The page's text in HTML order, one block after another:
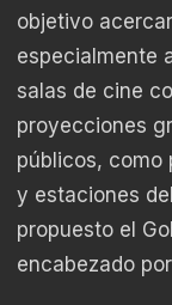
objetivo
especialmente
salas de cine
proyecciones
públicos, como
y estaciones
propuesto el
encabezado